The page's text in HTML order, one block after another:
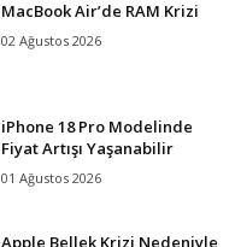
MacBook Air’de RAM Krizi
02 Ağustos 2026
iPhone 18 Pro Modelinde
Fiyat Artışı Yaşanabilir
01 Ağustos 2026
Apple Bellek Krizi Nedeniyle